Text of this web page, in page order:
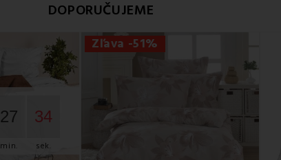
DOPORUČUJEME
27
min.
32
sek.
Zľava -51%